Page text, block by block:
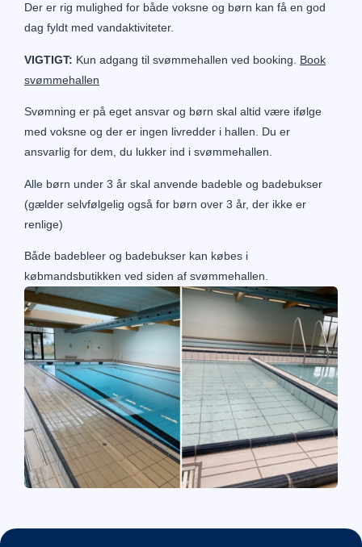
Der er rig mulighed for både voksne og børn kan få en god
dag fyldt med vandaktiviteter.
VIGTIGT: Kun adgang til svømmehallen ved booking. Book
svømmehallen
Svømning er på eget ansvar og børn skal altid være ifølge
med voksne og der er ingen livredder i hallen. Du er
ansvarlig for dem, du lukker ind i svømmehallen.
Alle børn under 3 år skal anvende badeble og badebukser
(gælder selvfølgelig også for børn over 3 år, der ikke er
renlige)
Både badebleer og badebukser kan købes i
købmandsbutikken ved siden af svømmehallen.